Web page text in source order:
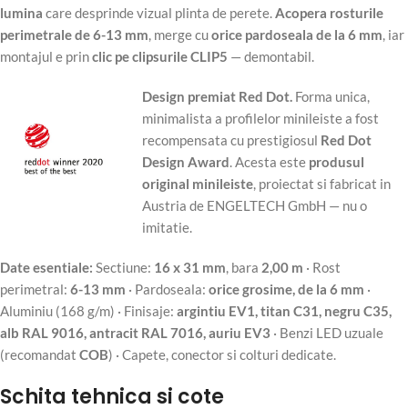
lumina care desprinde vizual plinta de perete.Acopera rosturile
perimetrale de 6-13 mm, merge cuorice pardoseala de la 6 mm, iar
montajul e princlic pe clipsurile CLIP5 — demontabil.
Design premiat Red Dot. Forma unica,
minimalista a profilelor minileiste a fost
recompensata cu prestigiosul Red Dot
Design Award. Acesta este produsul
original minileiste, proiectat si fabricat in
Austria de ENGELTECH GmbH — nu o
imitatie.
Date esentiale: Sectiune: 16 x 31 mm, bara 2,00 m · Rost
perimetral: 6-13 mm · Pardoseala: orice grosime, de la 6 mm ·
Aluminiu (168 g/m) · Finisaje: argintiu EV1, titan C31, negru C35,
alb RAL 9016, antracit RAL 7016, auriu EV3 · Benzi LED uzuale
(recomandat COB) · Capete, conector si colturi dedicate.
Schita tehnica si cote